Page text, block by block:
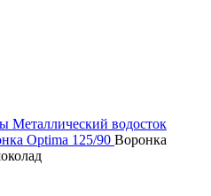
Металлический водосток
Optima 125/90 Воронка